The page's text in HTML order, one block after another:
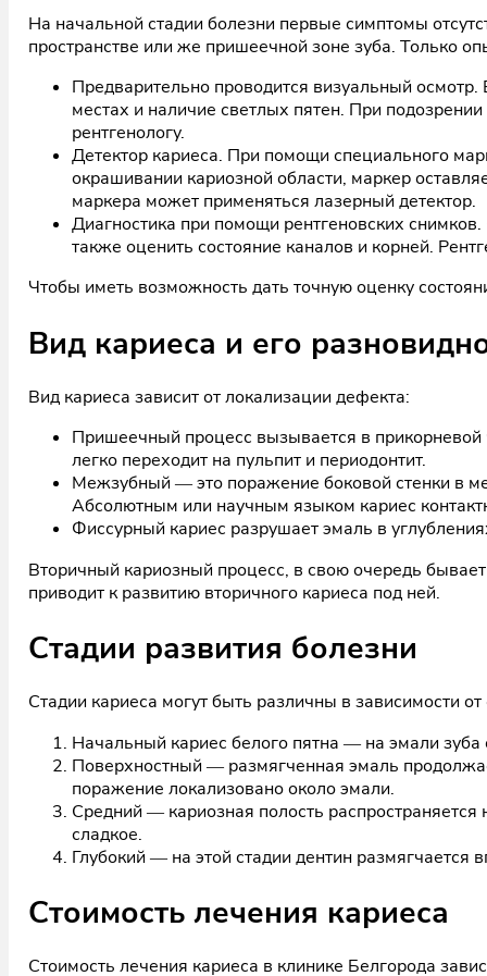
На начальной стадии болезни первые симптомы
пространстве или же пришеечной зоне зуба. Только
Предварительно проводится визуальный
местах и наличие светлых пятен. При
рентгенологу.
Детектор кариеса. При помощи специального
окрашивании кариозной области, маркер
маркера может применяться лазерный детектор.
Диагностика при помощи рентгеновских
также оценить состояние каналов и корней.
Чтобы иметь возможность дать точную оценку
Вид кариеса и его
Вид кариеса зависит от локализации дефекта:
Пришеечный процесс вызывается в прикорневой
легко переходит на пульпит и периодонтит.
Межзубный — это поражение боковой стенки в
Абсолютным или научным языком кариес
Фиссурный кариес разрушает эмаль в
Вторичный кариозный процесс, в свою очередь
приводит к развитию вторичного кариеса под ней.
Стадии развития болезни
Стадии кариеса могут быть различны в зависимости
Начальный кариес белого пятна — на эмали
Поверхностный — размягченная эмаль
поражение локализовано около эмали.
Средний — кариозная полость
сладкое.
Глубокий — на этой стадии дентин
Стоимость лечения кариеса
Стоимость лечения кариеса в клинике Белгорода